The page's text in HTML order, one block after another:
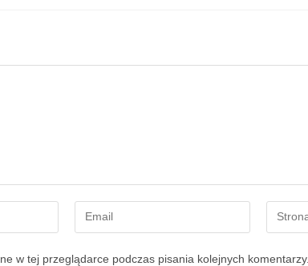
w tej przeglądarce podczas pisania kolejnych komentarzy.